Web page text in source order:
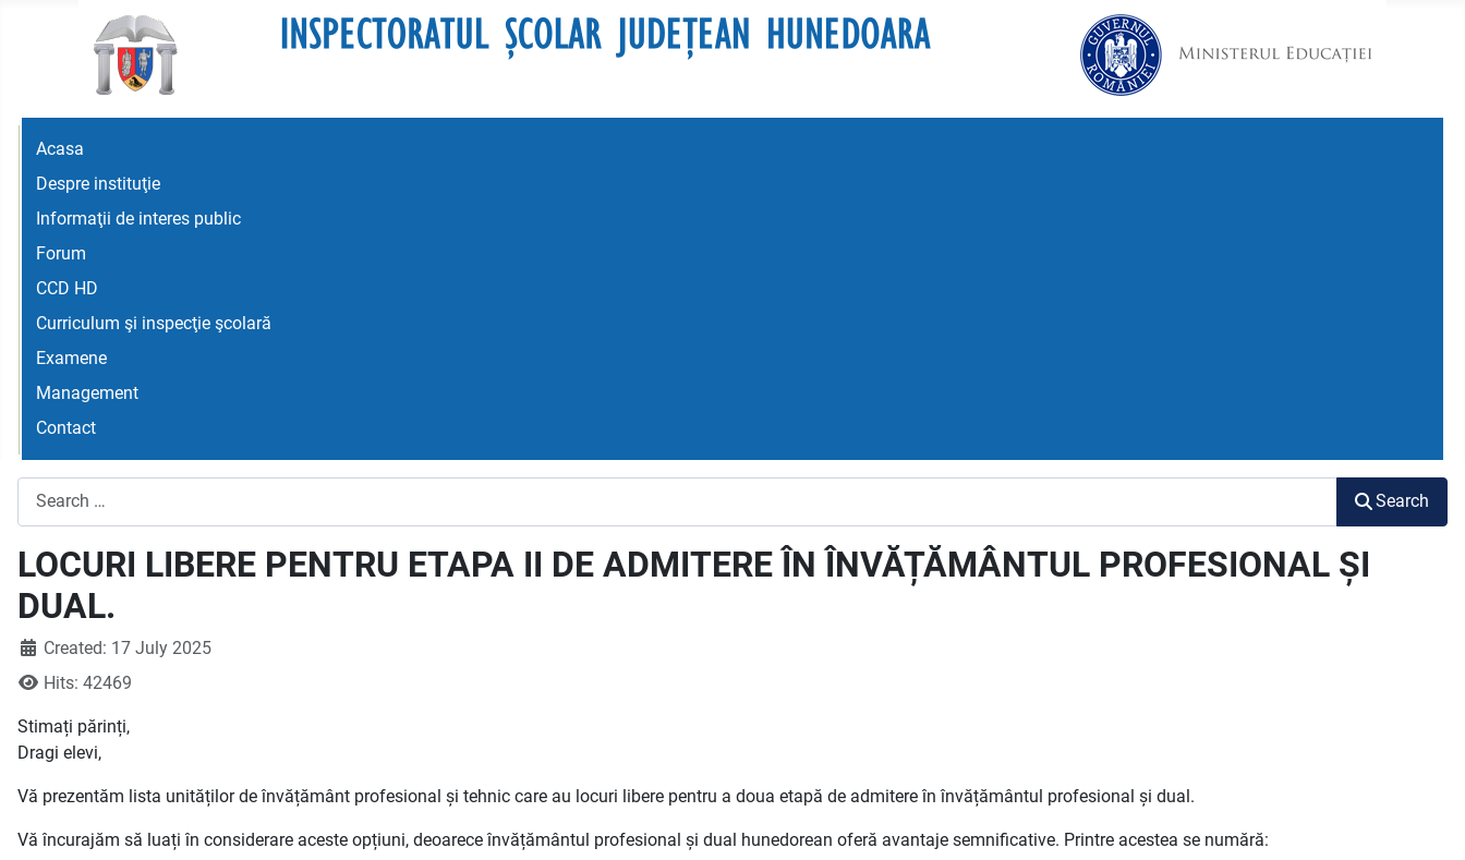
Acasa
Despre instituţie
Informaţii de interes public
Forum
CCD HD
Curriculum şi inspecţie şcolară
Examene
Management
Contact
Search
LOCURI LIBERE PENTRU ETAPA II DE ADMITERE ÎN ÎNVĂȚĂMÂNTUL PROFESIONAL ȘI
DUAL.
Created: 17 July 2025
Hits: 42469
Stimați părinți,
Dragi elevi,
Vă prezentăm lista unităților de învățământ profesional și tehnic care au locuri libere pentru a doua etapă de admitere în învățământul profesional și dual.
Vă încurajăm să luați în considerare aceste opțiuni, deoarece învățământul profesional și dual hunedorean oferă avantaje semnificative. Printre acestea se numără: